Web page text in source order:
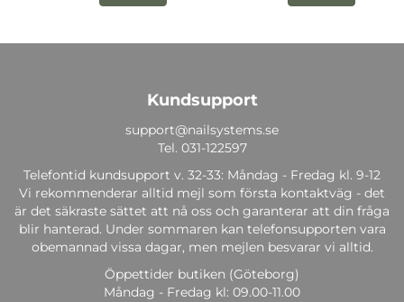
Kundsupport
support@nailsystems.se
Tel. 031-122597
Telefontid kundsupport v. 32-33: Måndag - Fredag kl. 9-12
Vi rekommenderar alltid mejl som första kontaktväg - det
är det säkraste sättet att nå oss och garanterar att din fråga
blir hanterad. Under sommaren kan telefonsupporten vara
obemannad vissa dagar, men mejlen besvarar vi alltid.
Öppettider butiken (Göteborg)
Måndag - Fredag kl: 09.00-11.00